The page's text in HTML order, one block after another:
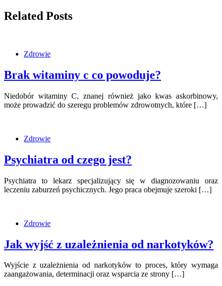
Related Posts
Zdrowie
Brak witaminy c co powoduje?
Niedobór witaminy C, znanej również jako kwas askorbinowy,
może prowadzić do szeregu problemów zdrowotnych, które […]
Zdrowie
Psychiatra od czego jest?
Psychiatra to lekarz specjalizujący się w diagnozowaniu oraz
leczeniu zaburzeń psychicznych. Jego praca obejmuje szeroki […]
Zdrowie
Jak wyjść z uzależnienia od narkotyków?
Wyjście z uzależnienia od narkotyków to proces, który wymaga
zaangażowania, determinacji oraz wsparcia ze strony […]